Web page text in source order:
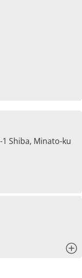
1 Shiba, Minato-ku